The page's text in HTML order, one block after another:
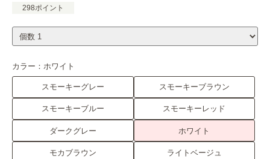
298ポイント
カラー： ホワイト
スモーキーグレー スモーキーブラウン
スモーキーブルー スモーキーレッド
ダークグレー ホワイト
モカブラウン ライトベージュ